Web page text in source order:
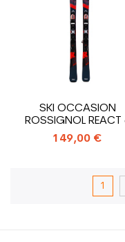
SKI OCCASION
ROSSIGNOL REACT
COMPACT +
149,00 €
1